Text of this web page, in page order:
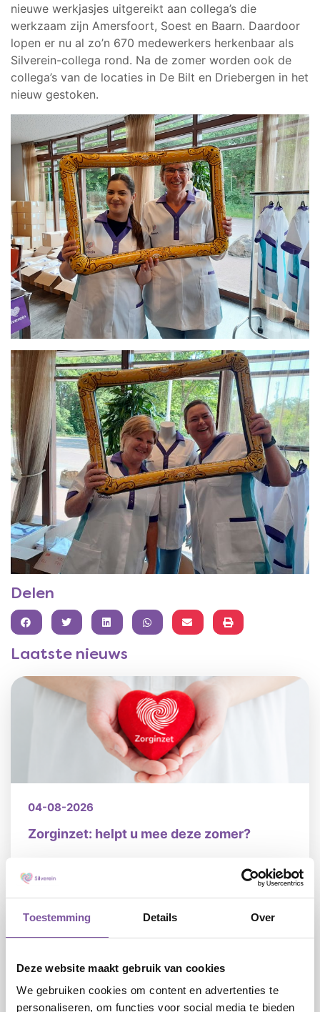
Toestemming Details Over
Deze website maakt gebruik van cookies
We gebruiken cookies om content en advertenties te
personaliseren, om functies voor social media te bieden
nieuwe werkjasjes uitgereikt aan collega’s die
werkzaam zijn Amersfoort, Soest en Baarn. Daardoor
lopen er nu al zo’n 670 medewerkers herkenbaar als
Silverein-collega rond. Na de zomer worden ook de
collega’s van de locaties in De Bilt en Driebergen in het
nieuw gestoken.
Delen
FACEBOOKTWITTERLINKEDINWHATSAPP
Laatste nieuws
04-08-2026
Zorginzet: helpt u mee deze zomer?